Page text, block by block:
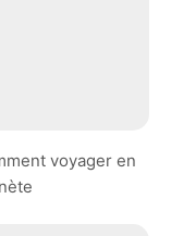
voyager en